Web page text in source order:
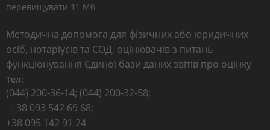
перевищувати 11 Мб
Методична допомога для фізичних або юридичних
осіб, нотаріусів та СОД, оцінювачів з питань
функціонування Єдиної бази даних звітів про оцінку
Тел:
(044) 200-36-14; (044) 200-32-58;
+ 38 093 542 69 68;
+38 095 142 91 24